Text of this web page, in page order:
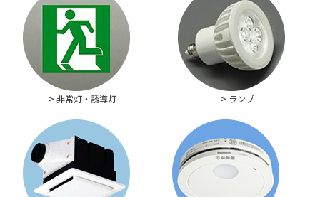
> 非常灯・誘導灯 > ランプ